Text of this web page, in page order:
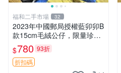
福和二手市場 32
2023年中國郵局授權藍卯卯B
款15cm毛絨公仔，限量珍藏
版 毛絨玩具 新年禮品 藍卯卯
限量版 15cm
$780 93折
折扣碼